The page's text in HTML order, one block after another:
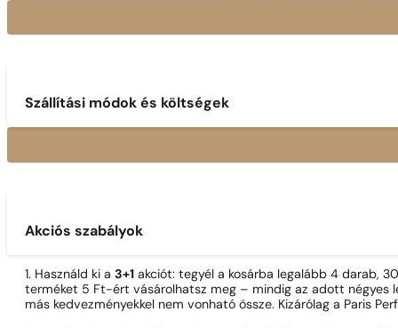
Szállítási módok és költségek
Akciós szabályok
1. Használd ki a 3+1 akciót: tegyél a kosárba legalább 4 darab,
terméket 5 Ft-ért vásárolhatsz meg – mindig az adott négyes
más kedvezményekkel nem vonható össze. Kizárólag a Paris